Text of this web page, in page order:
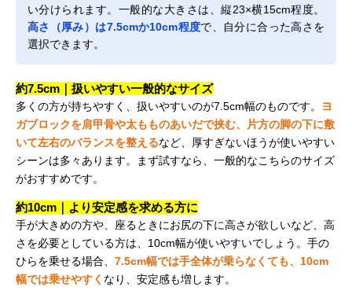
い分けられます。一般的な大きさは、縦23×横15cm程度。
高さ（厚み）は7.5cmか10cm程度で、自分に合った高さを
選択できます。
約7.5cm｜扱いやすい一般的なサイズ
多くの方が持ちやすく、扱いやすいのが7.5cm幅のものです。
ヨ
ガブロックを肩甲骨や太もものあいだで挟む、片方の脚の下に敷
いて左右のバランスを整えるなど、厚すぎないほうが使いやすい
シーンは多々あります。まず試すなら、一般的なこちらのサイズ
がおすすめです。
約10cm｜より安定感を求める方に
手が大きめの方や、座るときにお尻の下に高さが欲しいなど、高
さを必要としている方は、10cm幅が使いやすいでしょう。手の
ひらを乗せる場合、 7.5cm幅では手全体が乗らなくても、10cm
幅では乗せやすく なり、安定感も増します。